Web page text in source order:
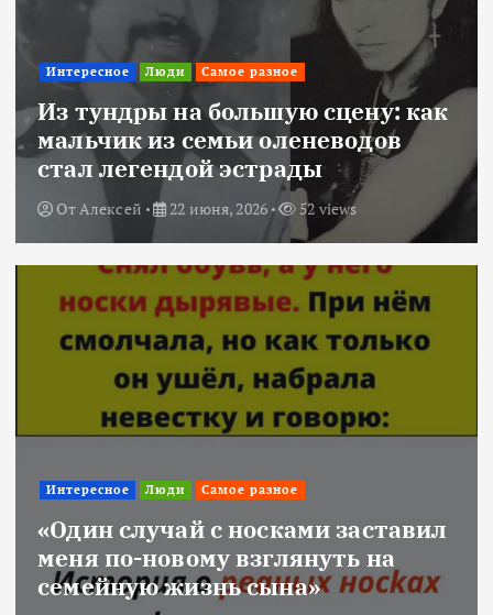
Интересное Люди Самое разное
Из тундры на большую сцену: как
мальчик из семьи оленеводов
стал легендой эстрады
ОтАлексей 22 июня, 2026 52 views
Интересное Люди Самое разное
«Один случай с носками заставил
меня по-новому взглянуть на
семейную жизнь сына»